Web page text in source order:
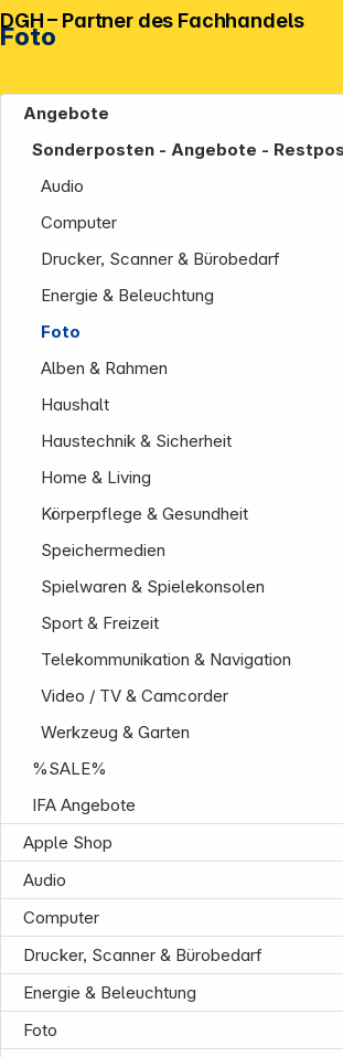
Foto
Angebote
Sonderposten - Angebote -
Audio
Computer
Drucker, Scanner & Bürobedarf
Energie & Beleuchtung
Foto
Alben & Rahmen
Haushalt
Haustechnik & Sicherheit
Home & Living
Körperpflege & Gesundheit
Speichermedien
Spielwaren & Spielekonsolen
Sport & Freizeit
Telekommunikation & Navigation
Video / TV & Camcorder
Werkzeug & Garten
%SALE%
IFA Angebote
Apple Shop
Audio
Computer
Drucker, Scanner & Bürobedarf
Energie & Beleuchtung
Foto
DGH – Partner des Fachhandels